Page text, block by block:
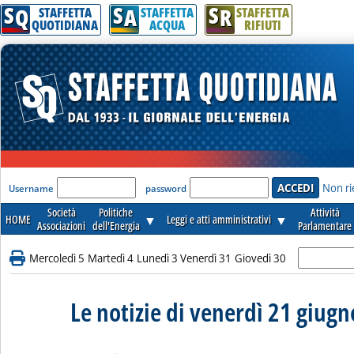
SQ STAFFETTA
QUOTIDIANA SA STAFFETTA
ACQUA SR STAFFETTA
RIFIUTI
'Modulo Login per accedere'
Username password Non
HOME
Società
Associazioni
Politiche
dell'Energia ▼ Leggi e atti amministrativi ▼
Attività
Parlamentare
Mercoledì 5 Martedì 4 Lunedì 3 Venerdì 31 Giovedì 30
Le notizie di venerdì 21